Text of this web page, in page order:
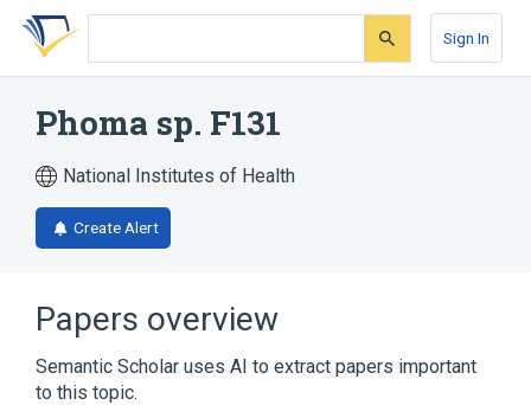
Skip
search
Skip
Skip
account
Sign In
Phoma sp. F131
National Institutes of Health
Create Alert
Papers overview
Semantic Scholar uses AI to extract papers important
to this topic.